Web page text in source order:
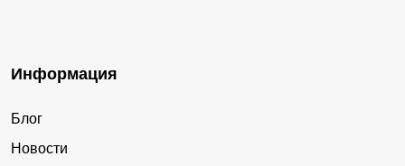
Информация
Блог
Новости